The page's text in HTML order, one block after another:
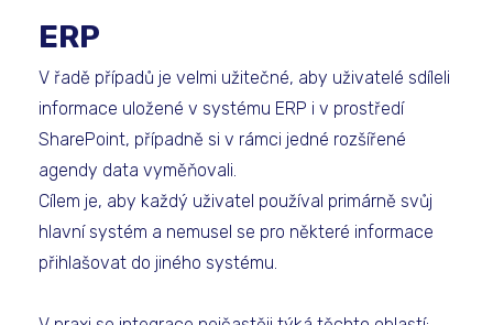
ERP
V řadě případů je velmi užitečné, aby uživatelé sdíleli
informace uložené v systému ERP i v prostředí
SharePoint, případně si v rámci jedné rozšířené
agendy data vyměňovali.
Cílem je, aby každý uživatel používal primárně svůj
hlavní systém a nemusel se pro některé informace
přihlašovat do jiného systému.